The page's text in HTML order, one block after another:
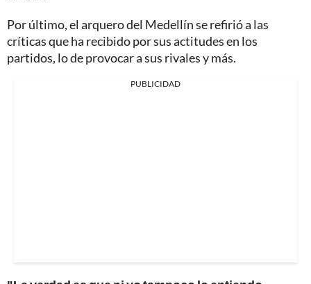
Por último, el arquero del Medellín se refirió a las
críticas que ha recibido por sus actitudes en los
partidos, lo de provocar a sus rivales y más.
PUBLICIDAD